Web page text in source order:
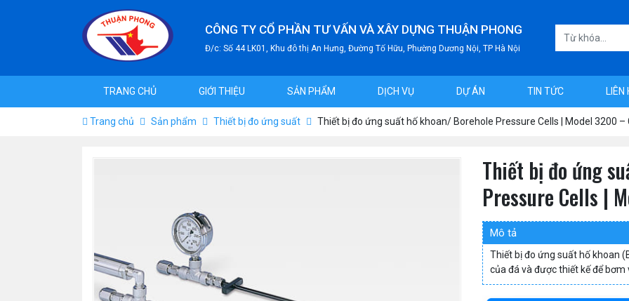
CÔNG TY CỔ PHẦN TƯ VẤN VÀ XÂY DỰNG THUẬN PHONG
Đ/c: Số 44 LK01, Khu đô thị An Hưng, Đường Tố Hữu, Phường Dương Nội, TP Hà Nội
TRANG CHỦ GIỚI THIỆU SẢN PHẨM DỊCH VỤ DỰ ÁN TIN TỨC LIÊN
Trang chủ Sản phẩm Thiết bị đo ứng suất Thiết bị đo ứng suất hố khoan/ Borehole Pressure Cells | Model 3200 –
Thiết bị đo ứng
Pressure Cells |
Mô tả
Thiết bị đo ứng suất hố khoan
của đá và được thiết kế để